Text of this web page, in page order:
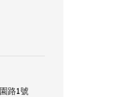
路1號